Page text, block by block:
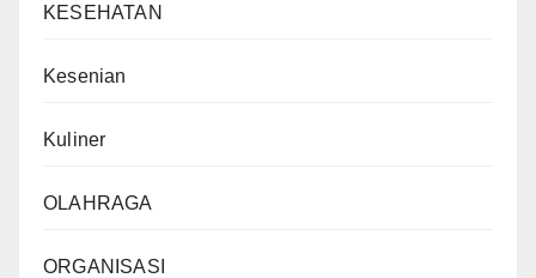
KESEHATAN
Kesenian
Kuliner
OLAHRAGA
ORGANISASI